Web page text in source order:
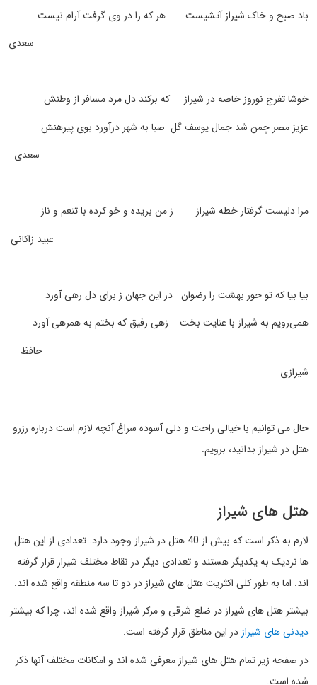
باد صبح و خاک شیراز آتشیست هر که را در وی گرفت آرام نیست
سعدی
خوشا تفرج نوروز خاصه در شیراز که برکند دل مرد مسافر از وطنش
عزیز مصر چمن شد جمال یوسف گل صبا به شهر درآورد بوی پیرهنش
سعدی
مرا دلیست گرفتار خطه شیراز ز من بریده و خو کرده با تنعم و ناز
عبید زاکانی
بیا بیا که تو حور بهشت را رضوان در این جهان ز برای دل رهی آورد
همی‌رویم به شیراز با عنایت بخت زهی رفیق که بختم به همرهی آورد
حافظ
شیرازی
حال می توانیم با خیالی راحت و دلی آسوده سراغ آنچه لازم است درباره رزرو
هتل در شیراز بدانید، برویم.
هتل های شیراز
لازم به ذکر است که بیش از 40 هتل در شیراز وجود دارد. تعدادی از این هتل
ها نزدیک به یکدیگر هستند و تعدادی دیگر در نقاط مختلف شیراز قرار گرفته
اند. اما به طور کلی اکثریت هتل های شیراز در دو تا سه منطقه واقع شده اند.
بیشتر هتل های شیراز در ضلع شرقی و مرکز شیراز واقع شده اند، چرا که بیشتر
دیدنی های شیراز در این مناطق قرار گرفته است.
در صفحه زیر تمام هتل های شیراز معرفی شده اند و امکانات مختلف آنها ذکر
شده است.